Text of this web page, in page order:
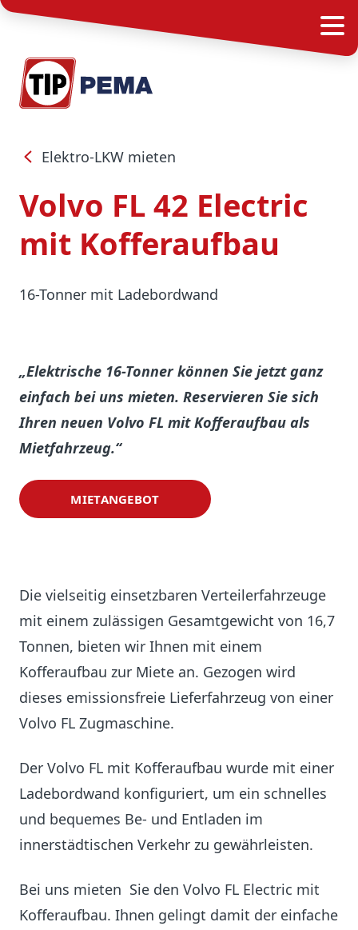
Elektro-LKW mieten
Volvo FL 42 Electric
mit Kofferaufbau
16-Tonner mit Ladebordwand
„Elektrische 16-Tonner können Sie jetzt ganz
einfach bei uns mieten. Reservieren Sie sich
Ihren neuen Volvo FL mit Kofferaufbau als
Mietfahrzeug.“
MIETANGEBOT
Die vielseitig einsetzbaren Verteilerfahrzeuge
mit einem zulässigen Gesamtgewicht von 16,7
Tonnen, bieten wir Ihnen mit einem
Kofferaufbau zur Miete an. Gezogen wird
dieses emissionsfreie Lieferfahrzeug von einer
Volvo FL Zugmaschine.
Der Volvo FL mit Kofferaufbau wurde mit einer
Ladebordwand konfiguriert, um ein schnelles
und bequemes Be- und Entladen im
innerstädtischen Verkehr zu gewährleisten.
Bei uns mieten Sie den Volvo FL Electric mit
Kofferaufbau. Ihnen gelingt damit der einfache